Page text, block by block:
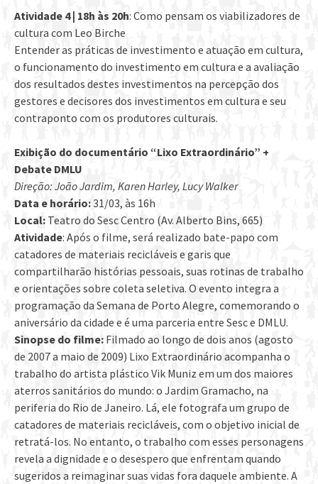
Atividade 4 | 18h às 20h: Como pensam os viabilizadores de
cultura com Leo Birche
Entender as práticas de investimento e atuação em cultura,
o funcionamento do investimento em cultura e a avaliação
dos resultados destes investimentos na percepção dos
gestores e decisores dos investimentos em cultura e seu
contraponto com os produtores culturais.
Exibição do documentário “Lixo Extraordinário” +
Debate DMLU
Direção: JoãoJardim, Karen Harley, Lucy Walker
Data e horário:31/03, às 16h
Local: Teatro do Sesc Centro (Av. Alberto Bins, 665)
Atividade: Após o filme, será realizado bate-papo com
catadores de materiais recicláveis e garis que
compartilharão histórias pessoais, suas rotinas de trabalho
e orientações sobre coleta seletiva. O evento integra a
programação da Semana de Porto Alegre, comemorando o
aniversário da cidade e é uma parceria entre Sesc e DMLU.
Sinopse do filme: Filmado ao longo de dois anos (agosto
de 2007 a maio de 2009) Lixo Extraordinário acompanha o
trabalho do artista plástico Vik Muniz em um dos maiores
aterros sanitários do mundo: o Jardim Gramacho, na
periferia do Rio de Janeiro. Lá, ele fotografa um grupo de
catadores de materiais recicláveis, com o objetivo inicial de
retratá-los. No entanto, o trabalho com esses personagens
revela a dignidade e o desespero que enfrentam quando
sugeridos a reimaginar suas vidas fora daquele ambiente. A